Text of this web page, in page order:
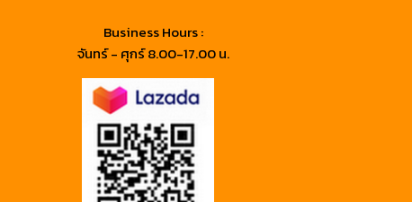
Business Hours :
จันทร์ - ศุกร์ 8.00-17.00 น.